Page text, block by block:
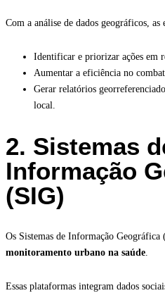
Com a análise de dados geográficos, as
Identificar e priorizar ações em
Aumentar a eficiência no
Gerar relatórios
local.
2. Sistemas
Informação
(SIG)
Os Sistemas de Informação
monitoramento urbano na saúde.
Essas plataformas integram dados